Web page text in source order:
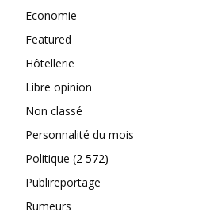
Economie
Featured
Hôtellerie
Libre opinion
Non classé
Personnalité du mois
Politique (2 572)
Publireportage
Rumeurs